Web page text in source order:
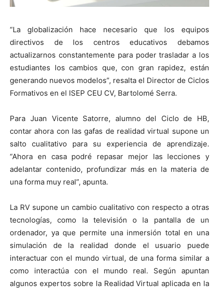
“La globalización hace necesario que los equipos
directivos de los centros educativos debamos
actualizarnos constantemente para poder trasladar a los
estudiantes los cambios que, con gran rapidez, están
generando nuevos modelos”, resalta el Director de Ciclos
Formativos en el ISEP CEU CV, Bartolomé Serra.
Para Juan Vicente Satorre, alumno del Ciclo de HB,
contar ahora con las gafas de realidad virtual supone un
salto cualitativo para su experiencia de aprendizaje.
“Ahora en casa podré repasar mejor las lecciones y
adelantar contenido, profundizar más en la materia de
una forma muy real”, apunta.
La RV supone un cambio cualitativo con respecto a otras
tecnologías, como la televisión o la pantalla de un
ordenador, ya que permite una inmersión total en una
simulación de la realidad donde el usuario puede
interactuar con el mundo virtual, de una forma similar a
como interactúa con el mundo real. Según apuntan
algunos expertos sobre la Realidad Virtual aplicada en la